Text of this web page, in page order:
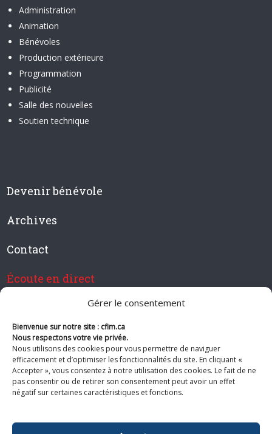
Gérer le consentement
Bienvenue sur notre site : cfim.ca
Nous respectons votre vie privée.
Nous utilisons des cookies pour vous permettre de naviguer
efficacement et d’optimiser les fonctionnalités du site. En cliquant «
Accepter », vous consentez à notre utilisation des cookies. Le fait de ne
pas consentir ou de retirer son consentement peut avoir un effet
négatif sur certaines caractéristiques et fonctions.
Administration
Animation
Bénévoles
Production extérieure
Programmation
Publicité
Salle des nouvelles
Soutien technique
Devenir bénévole
Archives
Contact
Écoute en direct
Devenir membre de CFIM
Suivez-nous